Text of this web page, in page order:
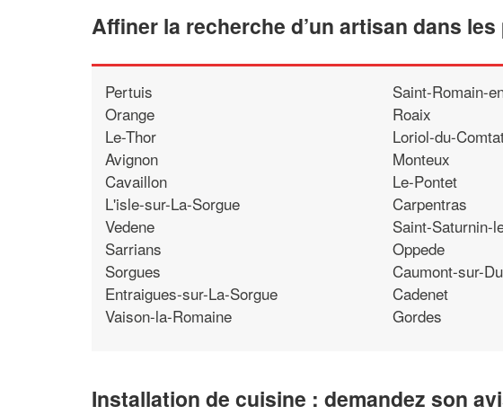
Affiner la recherche d’un artisan dans
Pertuis
Orange
Le-Thor
Avignon
Cavaillon
L'isle-sur-La-Sorgue
Vedene
Sarrians
Sorgues
Entraigues-sur-La-Sorgue
Vaison-la-Romaine
Saint-Romain-
Roaix
Loriol-du-
Monteux
Le-Pontet
Carpentras
Saint-Saturnin-
Oppede
Caumont-sur-
Cadenet
Gordes
Installation de cuisine : demandez son